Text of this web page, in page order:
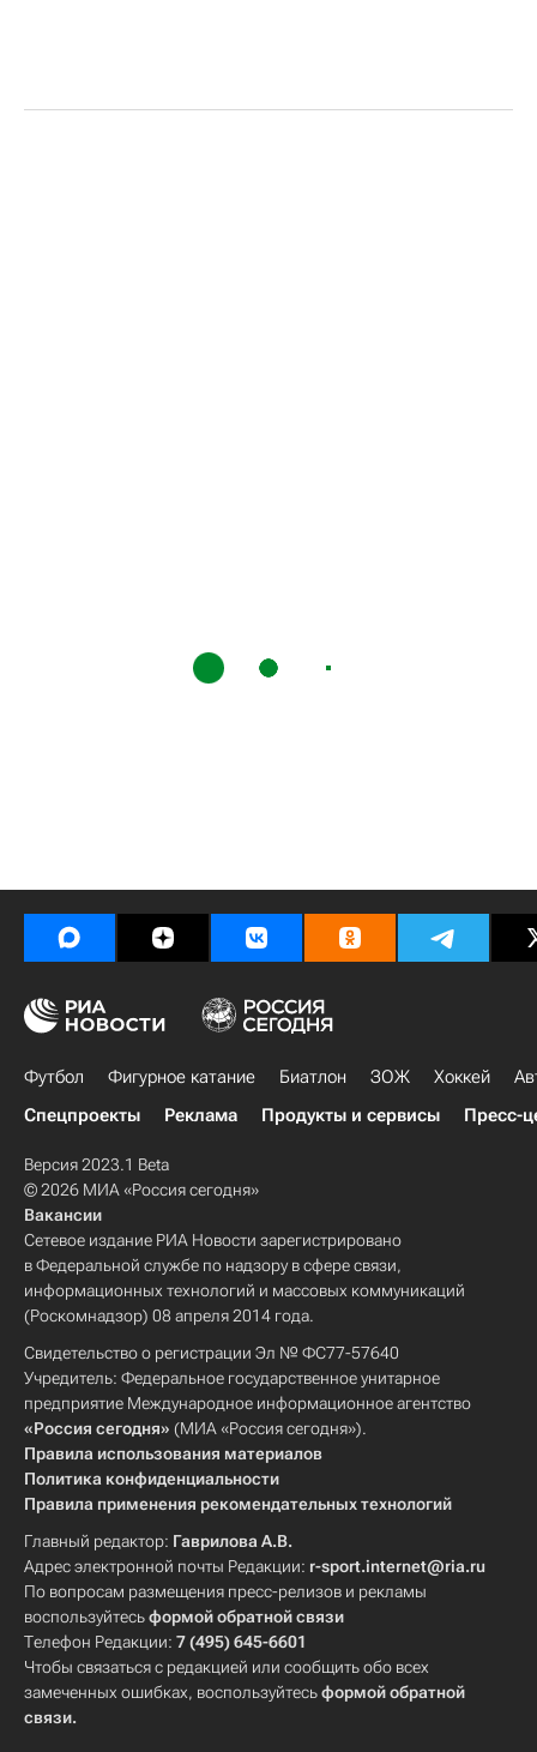
Футбол Фигурное катание Биатлон ЗОЖ Хоккей
Спецпроекты
Реклама Продукты и сервисы Пресс-
Версия 2023.1 Beta
© 2026 МИА «Россия сегодня»
Вакансии
Сетевое издание РИА Новости зарегистрировано
в Федеральной службе по надзору в сфере связи,
информационных технологий и массовых коммуникаций
(Роскомнадзор) 08 апреля 2014 года.
Свидетельство о регистрации Эл № ФС77-57640
Учредитель: Федеральное государственное унитарное
предприятие Международное информационное агентство
«Россия сегодня» (МИА «Россия сегодня»).
Правила использования материалов
Политика конфиденциальности
Правила применения рекомендательных технологий
Главный редактор: Гаврилова А.В.
Адрес электронной почты Редакции: r-sport.internet@ria.ru
По вопросам размещения пресс-релизов и рекламы
воспользуйтесьформой обратной связи
Телефон Редакции: 7 (495) 645-6601
Чтобы связаться с редакцией или сообщить обо всех
замеченных ошибках, воспользуйтесьформой обратной
связи.